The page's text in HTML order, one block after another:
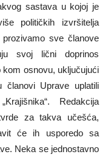
sastava u kojoj je
političkih izvršitelja
sve članove
svoj lični doprinos
kom osnovu, uključujući
Uprave uplatili
Redakcija
za takva učešća,
će ih usporedo sa
Neka se jednostavno